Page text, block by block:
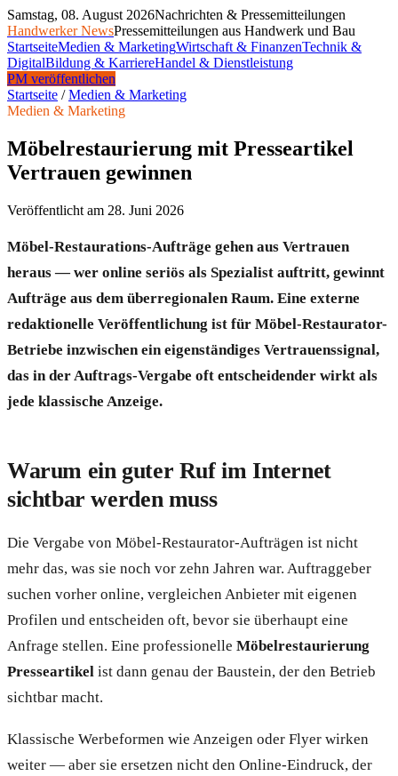
Samstag, 08. August 2026Nachrichten & Pressemitteilungen
Handwerker NewsPressemitteilungen aus Handwerk und Bau
StartseiteMedien & MarketingWirtschaft & FinanzenTechnik &
DigitalBildung & KarriereHandel & Dienstleistung
PM veröffentlichen
Startseite /Medien & Marketing
Medien & Marketing
Möbelrestaurierung mit Presseartikel
Vertrauen gewinnen
Veröffentlicht am 28. Juni 2026
Möbel-Restaurations-Aufträge gehen aus Vertrauen
heraus — wer online seriös als Spezialist auftritt, gewinnt
Aufträge aus dem überregionalen Raum. Eine externe
redaktionelle Veröffentlichung ist für Möbel-Restaurator-
Betriebe inzwischen ein eigenständiges Vertrauenssignal,
das in der Auftrags-Vergabe oft entscheidender wirkt als
jede klassische Anzeige.
Warum ein guter Ruf im Internet
sichtbar werden muss
Die Vergabe von Möbel-Restaurator-Aufträgen ist nicht
mehr das, was sie noch vor zehn Jahren war. Auftraggeber
suchen vorher online, vergleichen Anbieter mit eigenen
Profilen und entscheiden oft, bevor sie überhaupt eine
Anfrage stellen. Eine professionelle Möbelrestaurierung
Presseartikel ist dann genau der Baustein, der den Betrieb
sichtbar macht.
Klassische Werbeformen wie Anzeigen oder Flyer wirken
weiter — aber sie ersetzen nicht den Online-Eindruck, der